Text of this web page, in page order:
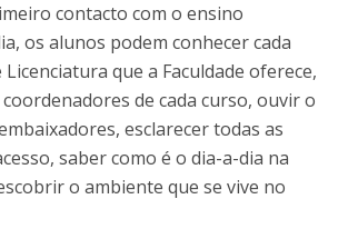
contacto com o ensino
os alunos podem conhecer cada
que a Faculdade oferece,
de cada curso, ouvir o
esclarecer todas as
saber como é o dia-a-dia na
o ambiente que se vive no